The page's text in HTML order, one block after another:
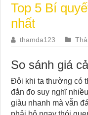
Top 5 Bí
nhất
thamda123
So sánh giá
Đôi khi ta thường có
đắn đo suy nghĩ
giàu nhanh mà vẫn